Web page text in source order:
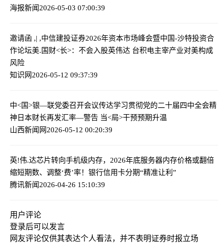
海报新闻2026-05-03 07:00:39
邀请函 ,| ,中信建投证券2026年资本市场峰会暨中国-沙特投资合
作论坛美.国财<长>：不会入股英伟达 台积电主宰产业对美构成
风险
知识网2026-05-12 09:37:39
中<国>银—联党委召开会议传达学习贯彻党的二十届四中全会精
神 日本财长再发汇率—警告 当<局>干预预期升温
山西新闻网2026-05-12 00:20:39
英!伟.达芯片转向手机级内存，2026年底服务器内存价格或翻倍
缩短期数、调整‘费’率！银行信用卡分期“精准让利”
腾讯新闻2026-04-26 15:10:39
用户评论
登录后可以发言
网友评论仅供其表达个人看法，并不表明证券时报立场